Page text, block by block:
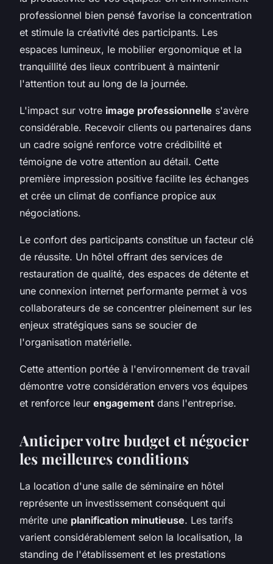
professionnel bien pensé favorise la concentration
et stimule la créativité des participants. Les
espaces lumineux, le mobilier ergonomique et la
tranquillité des lieux contribuent à maintenir
l'attention tout au long de la journée.
L'impact sur votre image professionnelle s'avère
considérable. Recevoir clients ou partenaires dans
un cadre soigné renforce votre crédibilité et
témoigne de votre attention au détail. Cette
première impression positive facilite les échanges
et crée un climat de confiance propice aux
négociations.
Le confort des participants constitue un facteur clé
de réussite. Un hôtel offrant des services de
restauration de qualité, des espaces de détente et
une connexion internet performante permet à vos
collaborateurs de se concentrer pleinement sur les
enjeux stratégiques sans se soucier de
l'organisation matérielle.
Cette attention portée à l'environnement de travail
démontre votre considération envers vos équipes
et renforce leur engagement dans l'entreprise.
Anticiper votre budget et négocier
les meilleures conditions
La location d'une salle de séminaire en hôtel
représente un investissement conséquent qui
mérite une planification minutieuse. Les tarifs
varient considérablement selon la localisation, la
standing de l'établissement et les prestations